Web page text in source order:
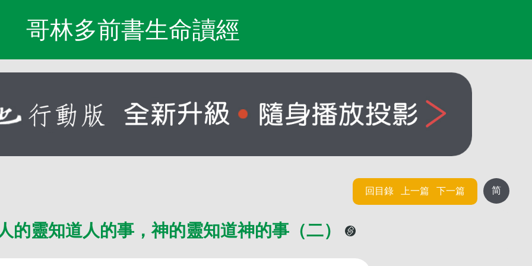
哥林多前書生命讀經
简
回目錄 上一篇 下一篇
靈知道人的事，神的靈知道神的事（二）